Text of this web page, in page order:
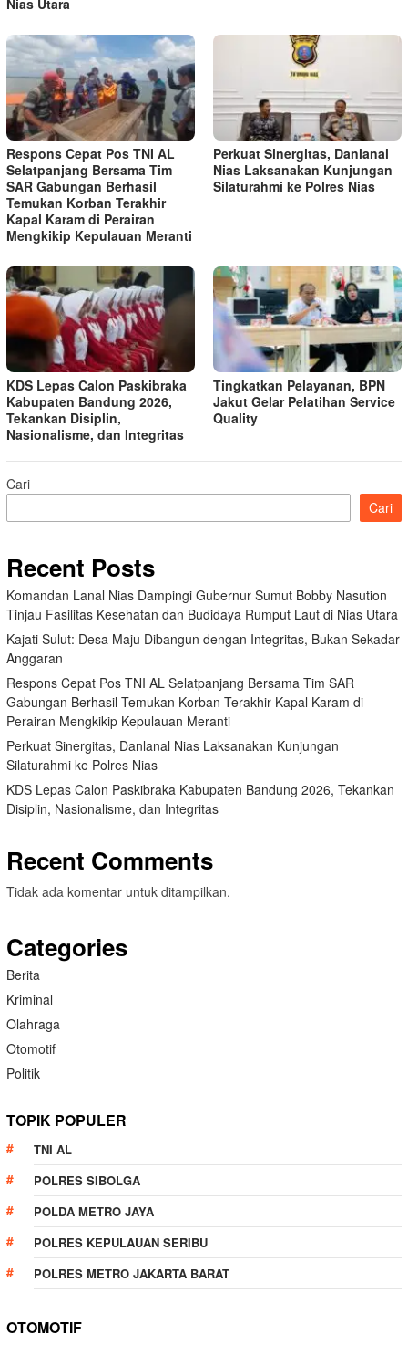
Nias Utara
Respons Cepat Pos TNI AL
Selatpanjang Bersama Tim
SAR Gabungan Berhasil
Temukan Korban Terakhir
Kapal Karam di Perairan
Mengkikip Kepulauan Meranti
Perkuat Sinergitas, Danlanal
Nias Laksanakan Kunjungan
Silaturahmi ke Polres Nias
KDS Lepas Calon Paskibraka
Kabupaten Bandung 2026,
Tekankan Disiplin,
Nasionalisme, dan Integritas
Tingkatkan Pelayanan, BPN
Jakut Gelar Pelatihan Service
Quality
Cari
Cari
Recent Posts
Komandan Lanal Nias Dampingi Gubernur Sumut Bobby Nasution
Tinjau Fasilitas Kesehatan dan Budidaya Rumput Laut di Nias Utara
Kajati Sulut: Desa Maju Dibangun dengan Integritas, Bukan Sekadar
Anggaran
Respons Cepat Pos TNI AL Selatpanjang Bersama Tim SAR
Gabungan Berhasil Temukan Korban Terakhir Kapal Karam di
Perairan Mengkikip Kepulauan Meranti
Perkuat Sinergitas, Danlanal Nias Laksanakan Kunjungan
Silaturahmi ke Polres Nias
KDS Lepas Calon Paskibraka Kabupaten Bandung 2026, Tekankan
Disiplin, Nasionalisme, dan Integritas
Recent Comments
Tidak ada komentar untuk ditampilkan.
Categories
Berita
Kriminal
Olahraga
Otomotif
Politik
TOPIK POPULER
TNI AL
POLRES SIBOLGA
POLDA METRO JAYA
POLRES KEPULAUAN SERIBU
POLRES METRO JAKARTA BARAT
OTOMOTIF